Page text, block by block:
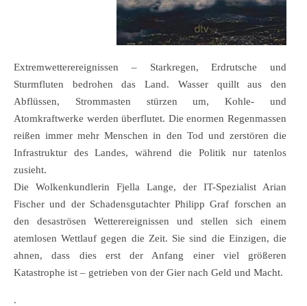
Extremwetterereignissen – Starkregen, Erdrutsche und
Sturmfluten bedrohen das Land. Wasser quillt aus den
Abflüssen, Strommasten stürzen um, Kohle- und
Atomkraftwerke werden überflutet. Die enormen Regenmassen
reißen immer mehr Menschen in den Tod und zerstören die
Infrastruktur des Landes, während die Politik nur tatenlos
zusieht.
Die Wolkenkundlerin Fjella Lange, der IT-Spezialist Arian
Fischer und der Schadensgutachter Philipp Graf forschen an
den desaströsen Wetterereignissen und stellen sich einem
atemlosen Wettlauf gegen die Zeit. Sie sind die Einzigen, die
ahnen, dass dies erst der Anfang einer viel größeren
Katastrophe ist – getrieben von der Gier nach Geld und Macht.
.